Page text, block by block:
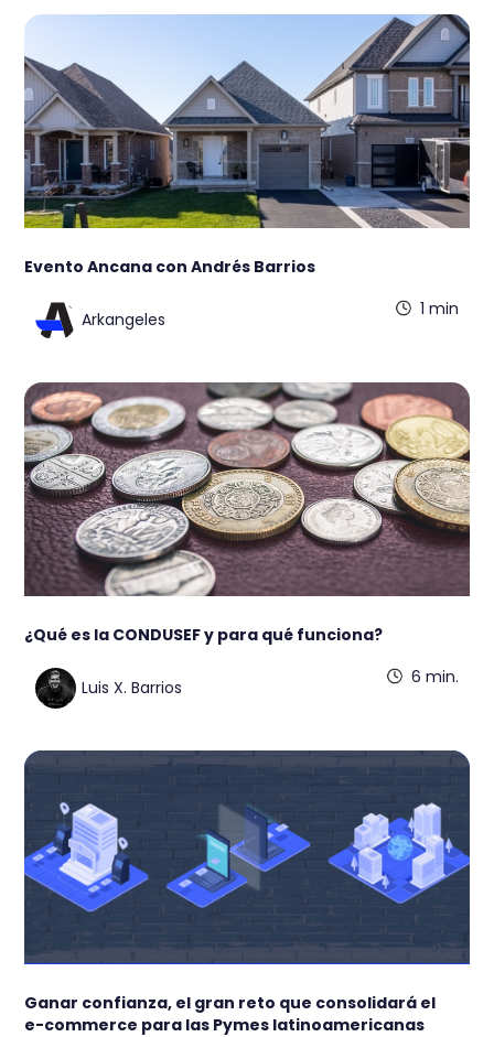
Evento Ancana con Andrés Barrios
Arkangeles
1 min
¿Qué es la CONDUSEF y para qué funciona?
Luis X. Barrios
6 min.
Ganar confianza, el gran reto que consolidará el
e-commerce para las Pymes latinoamericanas